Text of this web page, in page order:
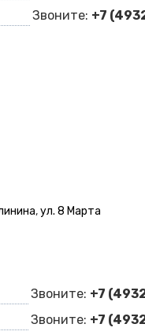
Звоните: +7
,ул. 8 Марта
Звоните: +7
Звоните: +7